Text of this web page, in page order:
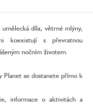
díla, větrné mlýny,
koexistují s převratnou
nočním životem.
Planet se dostanete přímo k
informace o aktivitách a